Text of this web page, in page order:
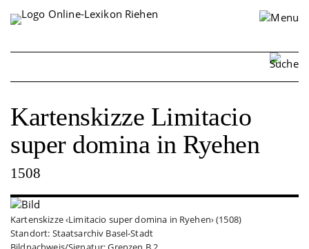
Personen
Orte
Organisationen
Sonstiges
Kartenskizze Limitacio
super domina in Ryehen
1508
Kartenskizze ‹Limitacio super domina in Ryehen› (1508)
Standort: Staatsarchiv Basel-Stadt